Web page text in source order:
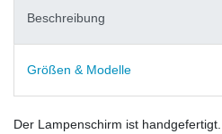
Beschreibung
Größen & Modelle
Der Lampenschirm ist